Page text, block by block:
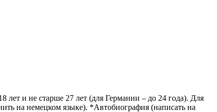
и не старше 27 лет (для Германии – до 24 года). Для
на немецком языке). *Автобиография (написать на